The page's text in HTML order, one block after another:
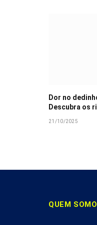
Dor no
Descubra os
21/10/2025
QUEM